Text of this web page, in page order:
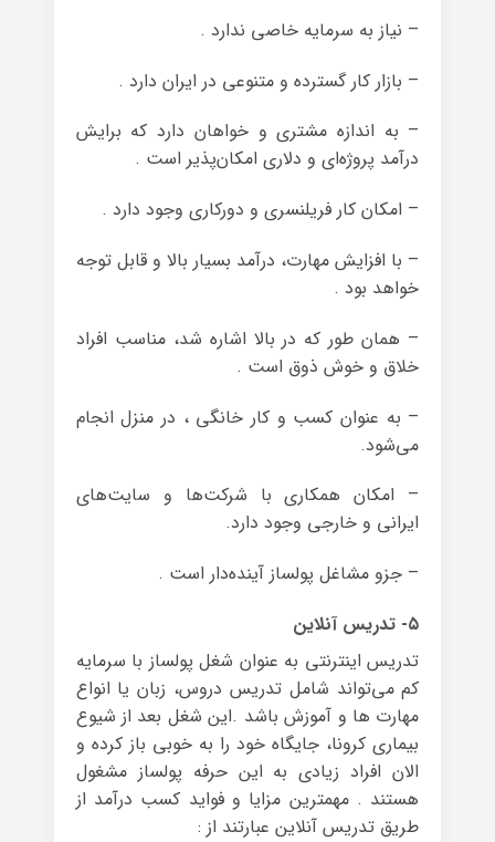
– نیاز به سرمایه خاصی ندارد .
– بازار کار گسترده‌ و متنوعی در ایران دارد .
– به اندازه مشتری و خواهان دارد که برایش
درآمد پروژه‌ای و دلاری امکان‌پذیر است .
– امکان کار فریلنسری و دورکاری وجود دارد .
– با افزایش مهارت، درآمد بسیار بالا و قابل توجه
خواهد بود .
– همان طور که در بالا اشاره شد، مناسب افراد
خلاق و خوش ذوق است .
– به عنوان کسب و کار خانگی ، در منزل انجام
می‌شود.
– امکان همکاری با شرکت‌ها و سایت‌های
ایرانی و خارجی وجود دارد.
– جزو مشاغل پولساز آینده‌دار است .
۵- تدریس آنلاین
تدریس اینترنتی به عنوان شغل پولساز با سرمایه
کم می‌تواند شامل تدریس دروس، زبان یا انواع
مهارت ها و آموزش باشد .این شغل بعد از شیوع
بیماری کرونا، جایگاه خود را به خوبی باز کرده و
الان افراد زیادی به این حرفه پولساز مشغول
هستند . مهمترین مزایا و فواید کسب درآمد از
طریق تدریس آنلاین عبارتند از :